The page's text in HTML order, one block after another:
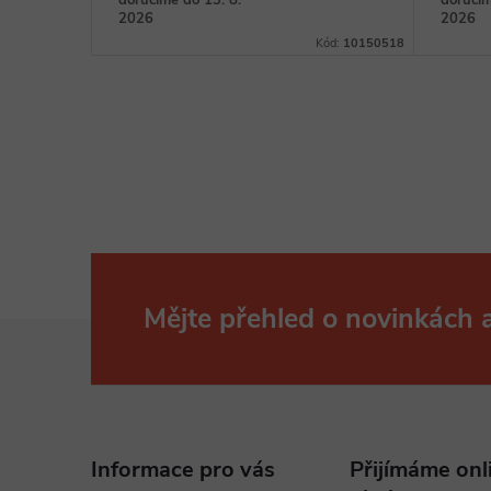
2026
Kód: 10150518
2026
Mějte přehled o novinkách
Informace pro vás
Přijímáme